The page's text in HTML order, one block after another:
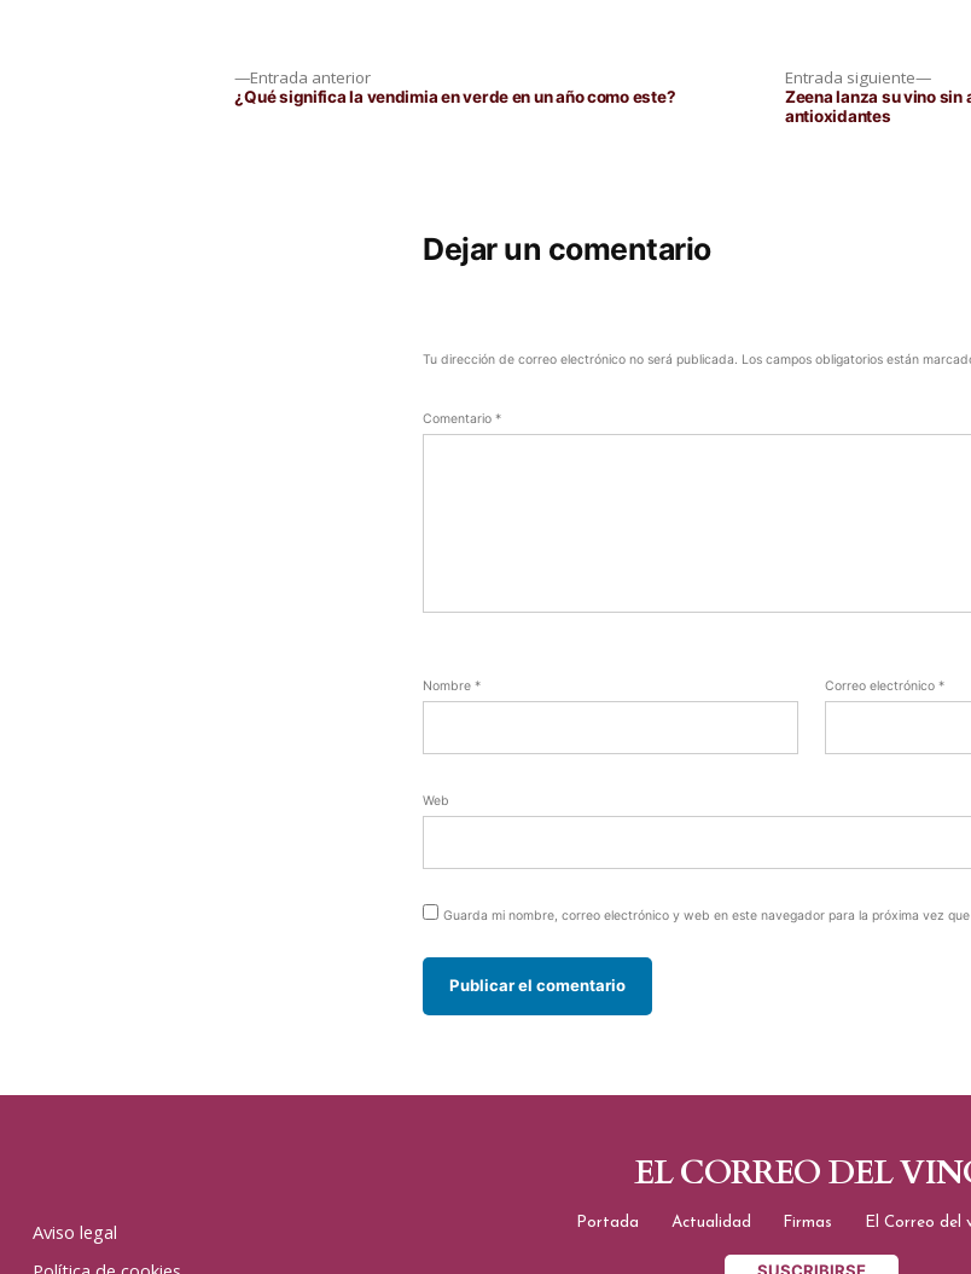
Entrada anteriorEntrada
anterior:
¿Qué significa la vendimia en verde en un año como este?
Entrada siguiente
Zeena lanza su vino
antioxidantes
Dejar un comentario
Tu dirección de correo electrónico no será publicada. Los campos obligatorios están
Comentario *
Nombre * Correo electrónico *
Web
Guarda mi nombre, correo electrónico y web en este navegador para la próxima vez que
Aviso legal
EL CORREO DEL
Portada Actualidad Firmas El Correo del